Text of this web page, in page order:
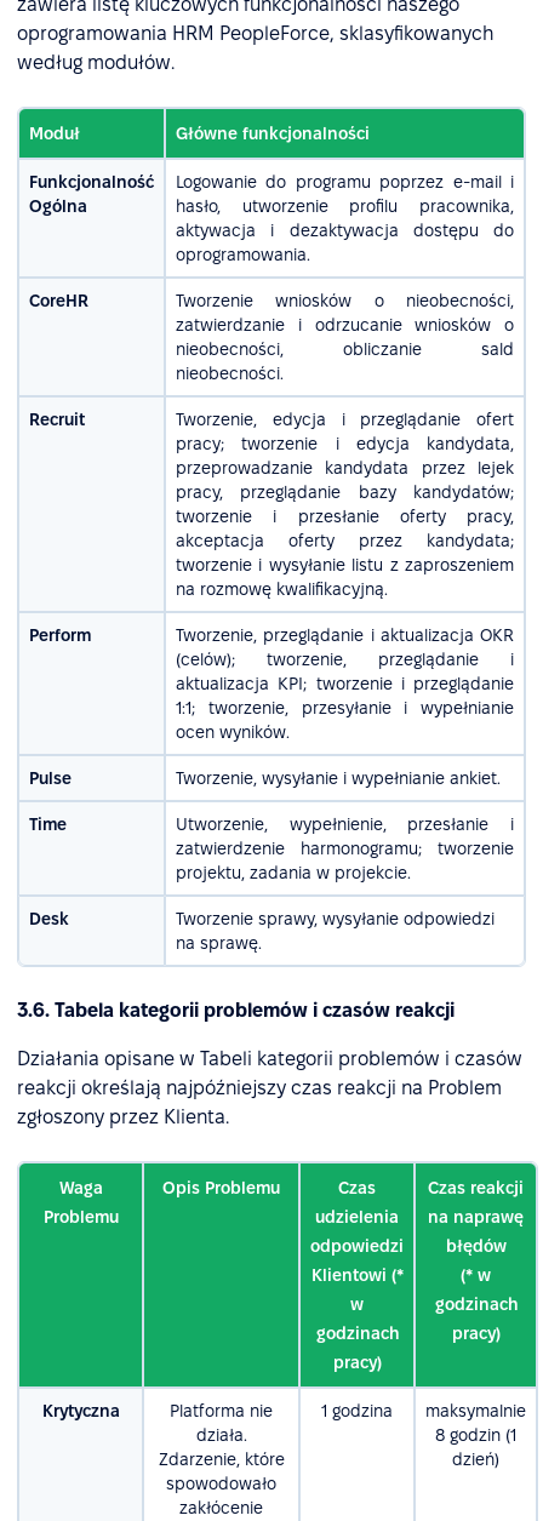
zawiera listę kluczowych funkcjonalności naszego
oprogramowania HRM PeopleForce, sklasyfikowanych
według modułów.
Moduł Główne funkcjonalności
Funkcjonalność
Ogólna
Logowanie do programu poprzez e-mail i
hasło, utworzenie profilu pracownika,
aktywacja i dezaktywacja dostępu do
oprogramowania.
CoreHR
Tworzenie wniosków o nieobecności,
zatwierdzanie i odrzucanie wniosków o
nieobecności, obliczanie sald
nieobecności.
Recruit
Tworzenie, edycja i przeglądanie ofert
pracy; tworzenie i edycja kandydata,
przeprowadzanie kandydata przez lejek
pracy, przeglądanie bazy kandydatów;
tworzenie i przesłanie oferty pracy,
akceptacja oferty przez kandydata;
tworzenie i wysyłanie listu z zaproszeniem
na rozmowę kwalifikacyjną.
Perform
Tworzenie, przeglądanie i aktualizacja OKR
(celów); tworzenie, przeglądanie i
aktualizacja KPI; tworzenie i przeglądanie
1:1; tworzenie, przesyłanie i wypełnianie
ocen wyników.
Pulse Tworzenie, wysyłanie i wypełnianie ankiet.
Time
Utworzenie, wypełnienie, przesłanie i
zatwierdzenie harmonogramu; tworzenie
projektu, zadania w projekcie.
Desk
Tworzenie sprawy, wysyłanie odpowiedzi
na sprawę.
3.6. Tabela kategorii problemów i czasów reakcji
Działania opisane w Tabeli kategorii problemów i czasów
reakcji określają najpóźniejszy czas reakcji na Problem
zgłoszony przez Klienta.
Waga
Problemu
Opis Problemu
Czas
udzielenia
odpowiedzi
Klientowi (*
w
godzinach
pracy)
Czas reakcji
na naprawę
błędów
(* w
godzinach
pracy)
Krytyczna
Platforma nie
działa.
Zdarzenie, które
spowodowało
zakłócenie
1 godzina
maksymalnie
8 godzin (1
dzień)